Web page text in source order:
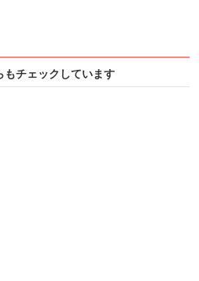
もチェックしています